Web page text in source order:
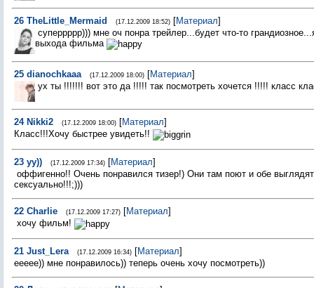
26 TheLittle_Mermaid (17.12.2009 18:52) [Материал]
суперрррр))) мне оч понра трейлер...будет что-то
выхода фильма
25 dianochkaaa (17.12.2009 18:00) [Материал]
ух ты !!!!!!! вот это да !!!!! так посмотреть хочется !!!!! класс
24 Nikki2 (17.12.2009 18:00) [Материал]
Класс!!!Хочу быстрее увидеть!!
23 yy)) (17.12.2009 17:34) [Материал]
оффигенно!! Очень понравился тизер!) Они там поют и обе
сексуально!!!;)))
22 Charlie (17.12.2009 17:27) [Материал]
хочу фильм!
21 Just_Lera (17.12.2009 16:34) [Материал]
еееее)) мне понравилось)) теперь очень хочу посмотреть))